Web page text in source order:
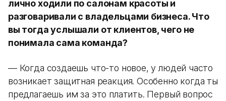
лично ходили по салонам красоты и
разговаривали с владельцами бизнеса. Что
вы тогда услышали от клиентов, чего не
понимала сама команда?
— Когда создаешь что-то новое, у людей часто
возникает защитная реакция. Особенно когда ты
предлагаешь им за это платить. Первый вопрос